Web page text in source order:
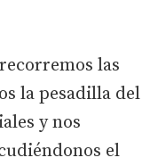
las
la pesadilla del
y nos
el